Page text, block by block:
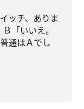
ッチ、ありま
「いいえ。
通はＡでし